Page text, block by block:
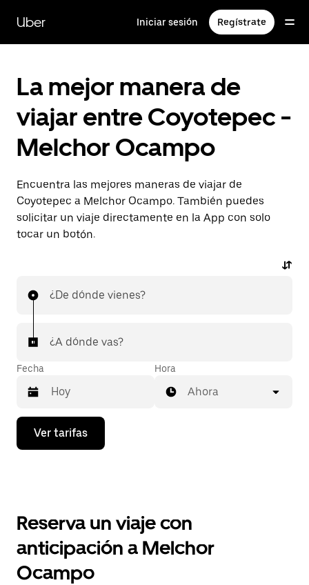
contenido
principal
Uber Iniciar sesión Regístrate
La mejor manera de
viajar entre Coyotepec -
Melchor Ocampo
Encuentra las mejores maneras de viajar de
Coyotepec a Melchor Ocampo. También puedes
solicitar un viaje directamente en la App con solo
tocar un botón.
¿De dónde vienes?
¿A dónde vas?
Fecha
Presiona
flecha
el
y
selecciona
una
Hora
Ahora
Ver tarifas
Reserva un viaje con
anticipación a Melchor
Ocampo